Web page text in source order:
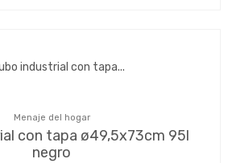
Menaje del hogar
con tapa ø49,5x73cm 95l
negro